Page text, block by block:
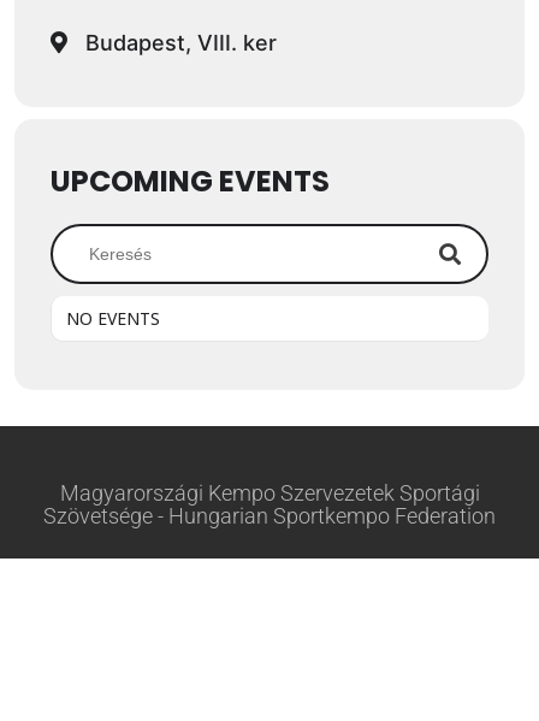
Budapest, VIII. ker
UPCOMING EVENTS
NO EVENTS
Magyarországi Kempo Szervezetek Sportági
Szövetsége - Hungarian Sportkempo Federation